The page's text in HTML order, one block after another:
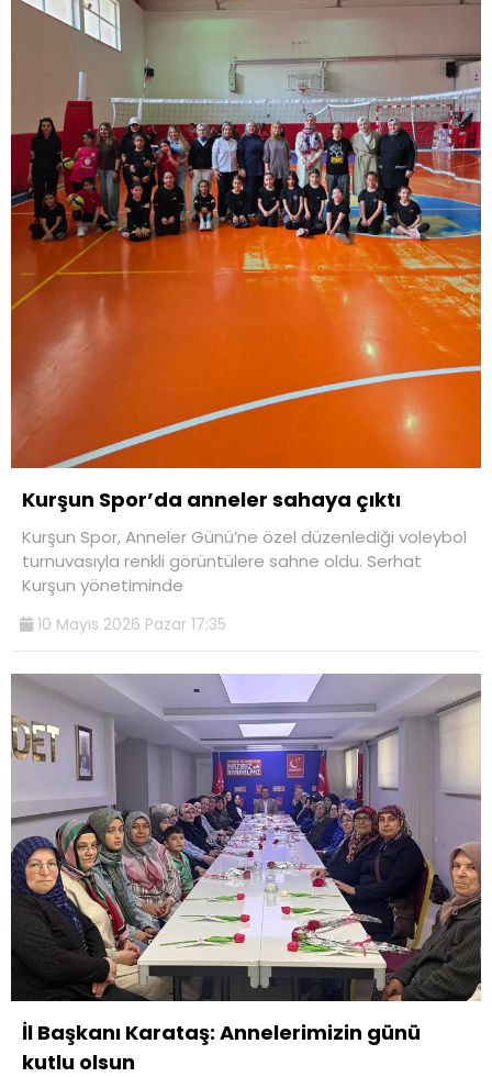
Kurşun Spor’da anneler sahaya çıktı
​Kurşun Spor, Anneler Günü’ne özel düzenlediği voleybol
turnuvasıyla renkli görüntülere sahne oldu. Serhat
Kurşun yönetiminde
10 Mayıs 2026 Pazar 17:35
İl Başkanı Karataş: Annelerimizin günü
kutlu olsun